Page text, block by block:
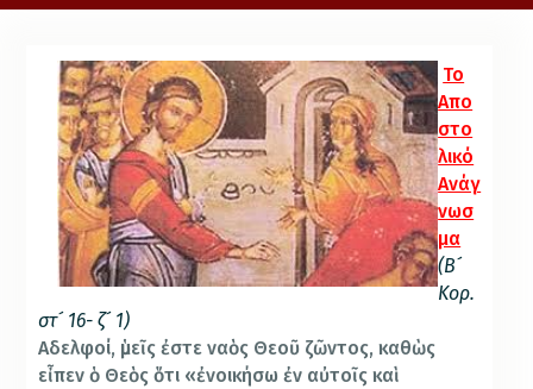
Το
Απο
στο
λικό
Ανάγ
νωσ
μα
(Β´
Κορ.
στ´ 16- ζ´ 1)
Αδελφοί, ὑμεῖς ἐστε ναὸς Θεοῦ ζῶντος, καθὼς
εἶπεν ὁ Θεὸς ὅτι «ἐνοικήσω ἐν αὐτοῖς καὶ